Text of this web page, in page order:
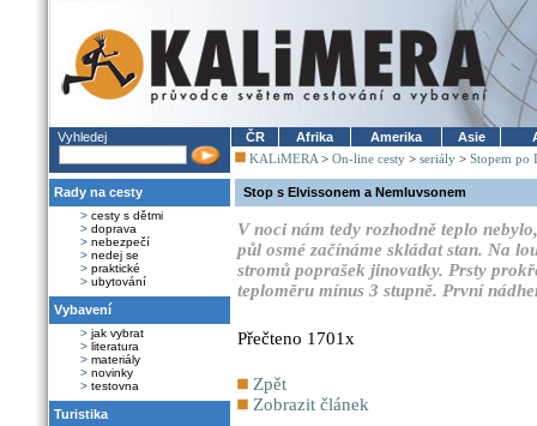
Vyhledej
Rady na cesty
> cesty s dětmi
> doprava
> nebezpečí
> nedej se
> praktické
> ubytování
Vybavení
> jak vybrat
> literatura
> materiály
> novinky
> testovna
Turistika
ČR Afrika Amerika Asie
KALiMERA > On-line cesty > seriály > Stopem po
Stop s Elvissonem a Nemluvsonem
V noci nám tedy rozhodně teplo
půl osmé začínáme skládat stan. Na
stromů poprašek jinovatky. Prsty
teploměru mínus 3 stupně. První
Přečteno 1701x
Zpět
Zobrazit článek